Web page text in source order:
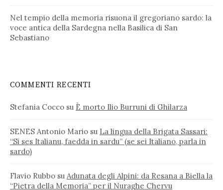
Nel tempio della memoria risuona il gregoriano sardo: la
voce antica della Sardegna nella Basilica di San
Sebastiano
COMMENTI RECENTI
Stefania Cocco su È morto Ilio Burruni di Ghilarza
SENES Antonio Mario su La lingua della Brigata Sassari:
“Si ses Italianu, faedda in sardu” (se sei Italiano, parla in
sardo)
Flavio Rubbo su Adunata degli Alpini: da Resana a Biella la
“Pietra della Memoria” per il Nuraghe Chervu